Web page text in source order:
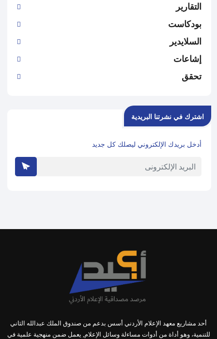
التقارير
بودكاست
السلايدير
إشاعات
تحقق
اشترك في نشرتنا البريدية
أدخل بريدك الإلكتروني ليصلك كل جديد
أحد مشاريع معهد الإعلام الأردني أسس بدعم من صندوق الملك عبدالله الثاني
للتنمية، وهو أداة من أدوات مساءلة وسائل الإعلام, يعمل ضمن منهجية علمية في